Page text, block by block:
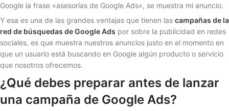
Google la frase «asesorías de Google Ads», se muestra mi anuncio.
Y esa es una de las grandes ventajas que tienen las campañas de la
red de búsquedas de Google Ads por sobre la publicidad en redes
sociales, es que muestra nuestros anuncios justo en el momento en
que un usuario está buscando en Google algún producto o servicio
que nosotros ofrecemos.
¿Qué debes preparar antes de lanzar
una campaña de Google Ads?